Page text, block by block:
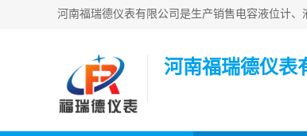
河南福瑞德仪表